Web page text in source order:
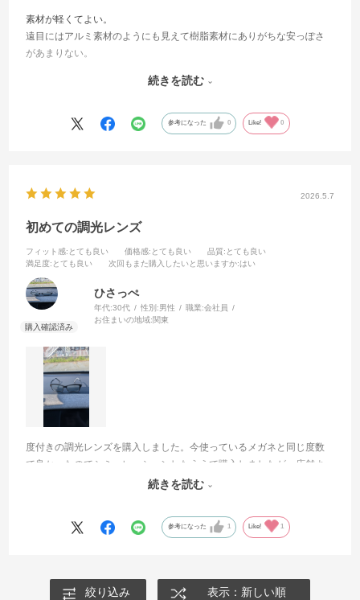
素材が軽くてよい。
遠目にはアルミ素材のようにも見えて樹脂素材にありがちな安っぽさ
があまりない。
続きを読む
参考になった 0 Like! 0
2026.5.7
初めての調光レンズ
フィット感:とても良い 価格感:とても良い 品質:とても良い
満足度:とても良い 次回もまた購入したいと思いますか:はい
ひさっぺ
年代:30代 性別:男性 職業:会社員
お住まいの地域:関東
度付きの調光レンズを購入しました。今使っているメガネと同じ度数
で良かったのでシミュレーションしたうえで購入しましたが、店舗よ
りも簡単に早く購入できました！続きを読む
参考になった 1 Like! 1
絞り込み 表示：新しい順